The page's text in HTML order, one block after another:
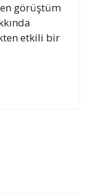
görüştüm
etkili bir